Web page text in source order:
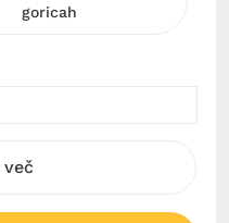
goricah
več